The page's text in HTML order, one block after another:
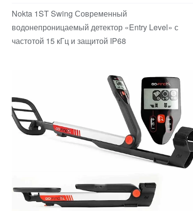
Nokta 1ST Swing Современный
водонепроницаемый детектор «Entry Level» с
частотой 15 кГц и защитой IP68